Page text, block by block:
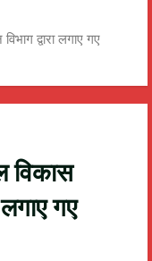
द्वारा लगाए गए
विकास
गए